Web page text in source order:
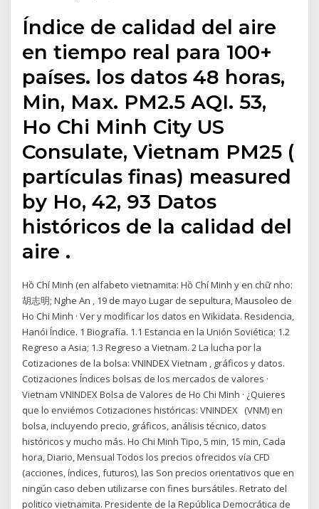
Índice de calidad del aire
en tiempo real para 100+
países. ​​los datos 48 horas,
Min, Max. PM2.5 AQI. 53,
Ho Chi Minh City US
Consulate, Vietnam PM25 (
partículas finas) measured
by Ho, 42, 93 Datos
históricos de la calidad del
aire .
Hồ Chí Minh (en alfabeto vietnamita: Hồ Chí Minh y en chữ nho:
胡志明; Nghe An , 19 de mayo Lugar de sepultura, Mausoleo de
Ho Chi Minh · Ver y modificar los datos en Wikidata. Residencia,
Hanói Índice. 1 Biografía. 1.1 Estancia en la Unión Soviética; 1.2
Regreso a Asia; 1.3 Regreso a Vietnam. 2 La lucha por la
Cotizaciones de la bolsa: VNINDEX Vietnam , gráficos y datos.
Cotizaciones Índices bolsas de los mercados de valores ·
Vietnam VNINDEX Bolsa de Valores de Ho Chi Minh · ¿Quieres
que lo enviémos Cotizaciones históricas: VNINDEX (VNM) en
bolsa, incluyendo precio, gráficos, análisis técnico, datos
históricos y mucho más. Ho Chi Minh Tipo, 5 min, 15 min, Cada
hora, Diario, Mensual Todos los precios ofrecidos vía CFD
(acciones, índices, futuros), las Son precios orientativos que en
ningún caso deben utilizarse con fines bursátiles. Retrato del
politico vietnamita. Presidente de la República Democrática de